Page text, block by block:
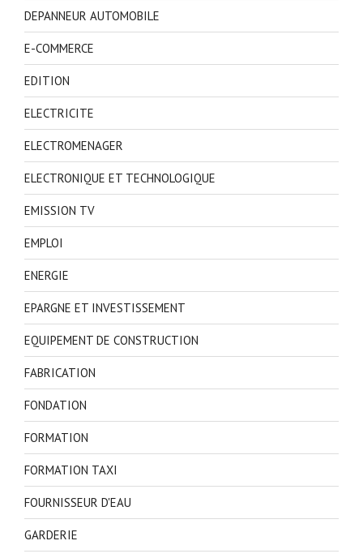
DEPANNEUR AUTOMOBILE
E-COMMERCE
EDITION
ELECTRICITE
ELECTROMENAGER
ELECTRONIQUE ET TECHNOLOGIQUE
EMISSION TV
EMPLOI
ENERGIE
EPARGNE ET INVESTISSEMENT
EQUIPEMENT DE CONSTRUCTION
FABRICATION
FONDATION
FORMATION
FORMATION TAXI
FOURNISSEUR D'EAU
GARDERIE